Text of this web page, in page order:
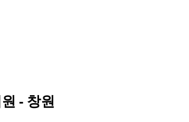
- 창원